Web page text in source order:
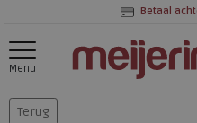
Betaal
Menu
Terug